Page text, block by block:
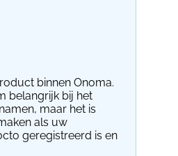
binnen Onoma.
belangrijk bij het
maar het is
als uw
geregistreerd is en